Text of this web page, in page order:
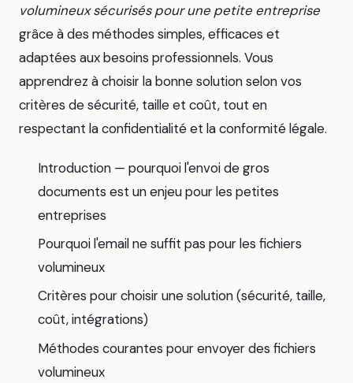
volumineux sécurisés pour une petite entreprise
grâce à des méthodes simples, efficaces et
adaptées aux besoins professionnels. Vous
apprendrez à choisir la bonne solution selon vos
critères de sécurité, taille et coût, tout en
respectant la confidentialité et la conformité légale.
Introduction — pourquoi l'envoi de gros
documents est un enjeu pour les petites
entreprises
Pourquoi l'email ne suffit pas pour les fichiers
volumineux
Critères pour choisir une solution (sécurité, taille,
coût, intégrations)
Méthodes courantes pour envoyer des fichiers
volumineux